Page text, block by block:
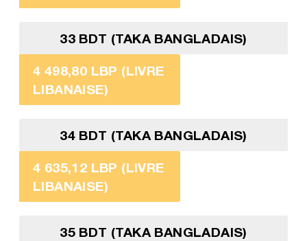
33 BDT (TAKA BANGLADAIS)
4 498,80 LBP (LIVRE
LIBANAISE)
34 BDT (TAKA BANGLADAIS)
4 635,12 LBP (LIVRE
LIBANAISE)
35 BDT (TAKA BANGLADAIS)